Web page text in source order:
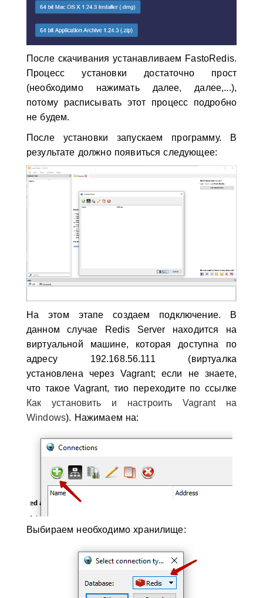
После скачивания устанавливаем FastoRedis.
Процесс установки достаточно прост
(необходимо нажимать далее, далее,...),
потому расписывать этот процесс подробно
не будем.
После установки запускаем программу. В
результате должно появиться следующее:
На этом этапе создаем подключение. В
данном случае Redis Server находится на
виртуальной машине, которая доступна по
адресу 192.168.56.111 (виртуалка
установлена через Vagrant; если не знаете,
что такое Vagrant, тио переходите по ссылке
Как установить и настроить Vagrant на
Windows). Нажимаем на:
Выбираем необходимо хранилище: